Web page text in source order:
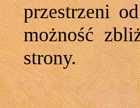
przestrzeni
możność
strony.